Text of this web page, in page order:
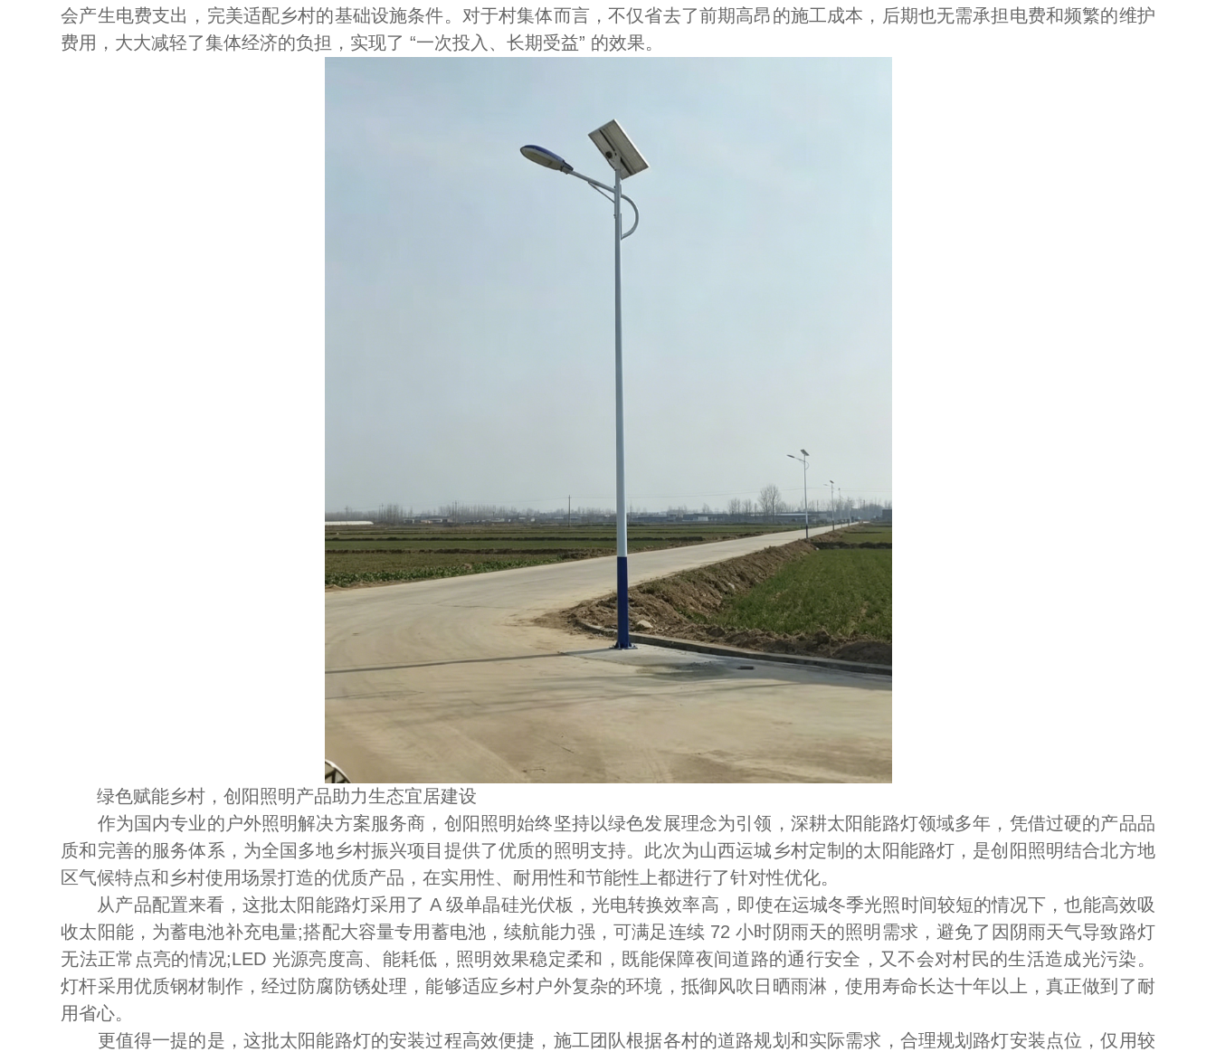
会产生电费支出，完美适配乡村的基础设施条件。对于村集体而言，不仅省去了前期高昂的施工成本，后期也无需承担电费和频繁的维护
费用，大大减轻了集体经济的负担，实现了 “一次投入、长期受益” 的效果。
绿色赋能乡村，创阳照明产品助力生态宜居建设
作为国内专业的户外照明解决方案服务商，创阳照明始终坚持以绿色发展理念为引领，深耕太阳能路灯领域多年，凭借过硬的产品品
质和完善的服务体系，为全国多地乡村振兴项目提供了优质的照明支持。此次为山西运城乡村定制的太阳能路灯，是创阳照明结合北方地
区气候特点和乡村使用场景打造的优质产品，在实用性、耐用性和节能性上都进行了针对性优化。
从产品配置来看，这批太阳能路灯采用了 A 级单晶硅光伏板，光电转换效率高，即使在运城冬季光照时间较短的情况下，也能高效吸
收太阳能，为蓄电池补充电量;搭配大容量专用蓄电池，续航能力强，可满足连续 72 小时阴雨天的照明需求，避免了因阴雨天气导致路灯
无法正常点亮的情况;LED 光源亮度高、能耗低，照明效果稳定柔和，既能保障夜间道路的通行安全，又不会对村民的生活造成光污染。
灯杆采用优质钢材制作，经过防腐防锈处理，能够适应乡村户外复杂的环境，抵御风吹日晒雨淋，使用寿命长达十年以上，真正做到了耐
用省心。
更值得一提的是，这批太阳能路灯的安装过程高效便捷，施工团队根据各村的道路规划和实际需求，合理规划路灯安装点位，仅用较